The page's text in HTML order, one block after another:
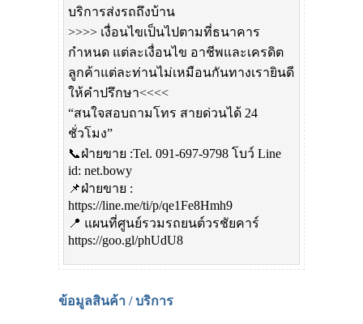
บริการส่งรถถึงบ้าน
>>>> เงื่อนไขเป็นไปตามที่ธนาคาร
กำหนด แต่ละเงื่อนไข อาชีพและเครดิต
ลูกค้าแต่ละท่านไม่เหมือนกันทางเรายินดี
ให้คำปรึกษา<<<<
“สนใจสอบถามโทร สายด่วนได้ 24
ชั่วโมง”
📞ฝ่ายขาย :Tel. 091-697-9798 โบว์ Line
id: net.bowy
📌ฝ่ายขาย :
https://line.me/ti/p/qe1Fe8Hmh9
📍 แผนที่ศูนย์รวมรถยนต์วรชัยคาร์
https://goo.gl/phUdU8
ข้อมูลสินค้า / บริการ